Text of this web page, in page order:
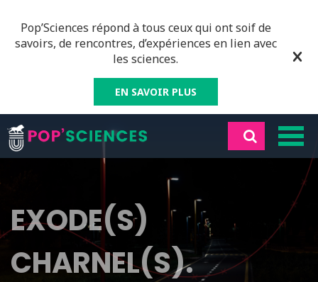
Pop’Sciences répond à tous ceux qui ont soif de
savoirs, de rencontres, d’expériences en lien avec
les sciences.
EN SAVOIR PLUS
EXODE(S)
CHARNEL(S).